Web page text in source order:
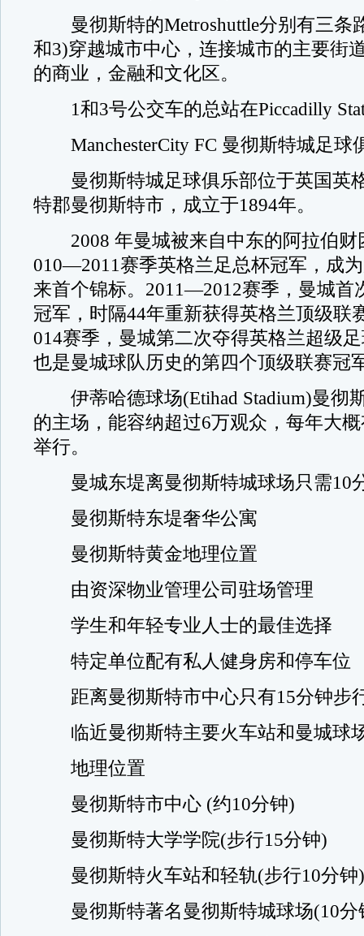
曼彻斯特的Metroshuttle分别有三条
和3)穿越城市中心，连接城市的主要街
的商业，金融和文化区。
1和3号公交车的总站在Piccadilly
ManchesterCity FC 曼彻斯特城足球
曼彻斯特城足球俱乐部位于英国英
特郡曼彻斯特市，成立于1894年。
2008 年曼城被来自中东的阿拉伯财
010—2011赛季英格兰足总杯冠军，成
来首个锦标。2011—2012赛季，曼城首
冠军，时隔44年重新获得英格兰顶级联
014赛季，曼城第二次夺得英格兰超级
也是曼城球队历史的第四个顶级联赛冠
伊蒂哈德球场(Etihad Stadium)曼彻
的主场，能容纳超过6万观众，每年大
举行。
曼城东堤离曼彻斯特城球场只需10
曼彻斯特东堤奢华公寓
曼彻斯特黄金地理位置
由资深物业管理公司驻场管理
学生和年轻专业人士的最佳选择
特定单位配有私人健身房和停车位
距离曼彻斯特市中心只有15分钟步
临近曼彻斯特主要火车站和曼城球
地理位置
曼彻斯特市中心 (约10分钟)
曼彻斯特大学学院(步行15分钟)
曼彻斯特火车站和轻轨(步行10分钟)
曼彻斯特著名曼彻斯特城球场(10分